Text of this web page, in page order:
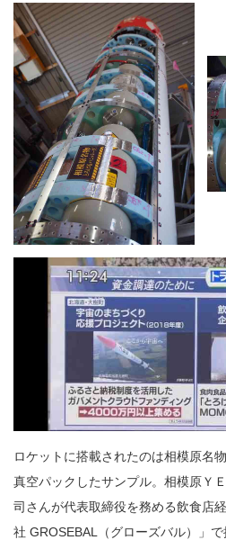
ロケットに搭載されたのは相模原名
真空パックしたサンプル。相模原Ｙ
司さんが代表取締役を務める飲食店
社 GROSEBAL（グローズバル）」で